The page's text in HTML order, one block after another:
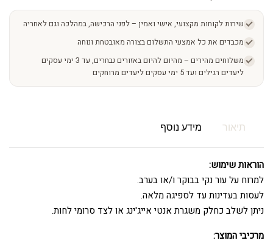
שירות לקוחות מקצועי, אישי ואמין – לפני הרכישה, במהלכה וגם לאחריה
מכבדים את כל אמצעי התשלום בצורה מאובטחת ונוחה
משלוחים מהירים – מהיום להיום באזורים נבחרים, עד 3 ימי עסקים
ליעדים רגילים ועד 5 ימי עסקים ליעדים מרוחקים
תיאור מידע נוסף
הוראות שימוש:
למרוח על עור נקי בבוקר ו/או בערב.
לעסות בעדינות עד לספיגה מלאה.
ניתן לשלב כחלק משגרת אנטי אייג'ינג או לצד סרומי לחות.
מרכיבי המוצר: